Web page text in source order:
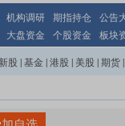
机构调研 期指持仓
公告
大盘资金 个股资金 板块
新股 基金 港股 美股 期货